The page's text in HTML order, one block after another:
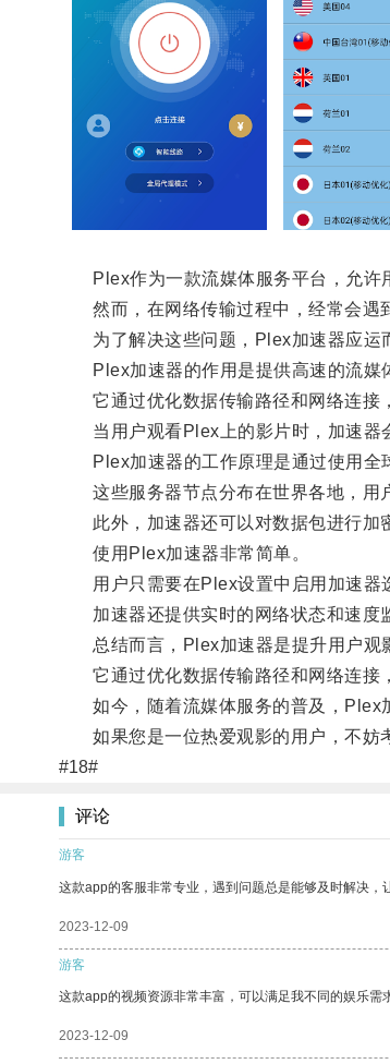
Plex作为一款流媒体服务平台，允许
然而，在网络传输过程中，经常会遇到
为了解决这些问题，Plex加速器应运
Plex加速器的作用是提供高速的流媒
它通过优化数据传输路径和网络连接
当用户观看Plex上的影片时，加速器会
Plex加速器的工作原理是通过使用全
这些服务器节点分布在世界各地，用户
此外，加速器还可以对数据包进行加
使用Plex加速器非常简单。
用户只需要在Plex设置中启用加速器选
加速器还提供实时的网络状态和速度
总结而言，Plex加速器是提升用户观
它通过优化数据传输路径和网络连接
如今，随着流媒体服务的普及，Plex加
如果您是一位热爱观影的用户，不妨
#18#
评论
游客
这款app的客服非常专业，遇到问题总是能够及时解决，
2023-12-09
游客
这款app的视频资源非常丰富，可以满足我不同的娱乐需
2023-12-09